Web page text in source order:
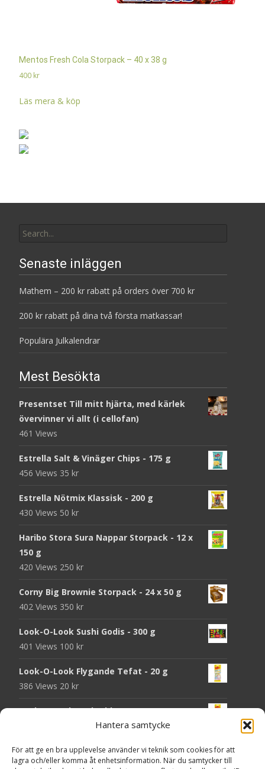
Hantera samtycke
För att ge en bra upplevelse använder vi teknik som cookies för att
lagra och/eller komma åt enhetsinformation. När du samtycker till
Mentos Fresh Cola Storpack – 40 x 38 g
400 kr
Läs mera & köp
for:
Senaste inläggen
Mathem – 200 kr rabatt på orders över 700 kr
200 kr rabatt på dina två första matkassar!
Populära Julkalendrar
Mest Besökta
Presentset Till mitt hjärta, med kärlek
övervinner vi allt (i cellofan)
461 Views
Estrella Salt & Vinäger Chips - 175 g
456 Views 35 kr
Estrella Nötmix Klassisk - 200 g
430 Views 50 kr
Haribo Stora Sura Nappar Storpack - 12 x
150 g
420 Views 250 kr
Corny Big Brownie Storpack - 24 x 50 g
402 Views 350 kr
Look-O-Look Sushi Godis - 300 g
401 Views 100 kr
Look-O-Look Flygande Tefat - 20 g
386 Views 20 kr
Look-O-Look Jordgubbsmattor - 90 g
Haribo Starmix - 170 g
376 Views 25kr